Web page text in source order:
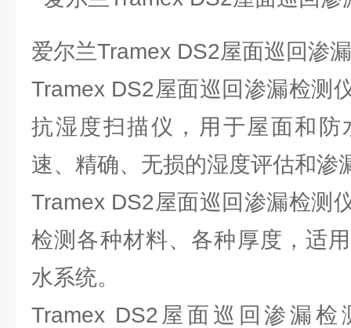
爱尔兰Tramex DS2屋面巡回渗
Tramex DS2屋面巡回渗漏检测
抗湿度扫描仪，用于屋面和防
速、精确、无损的湿度评估和渗
Tramex DS2屋面巡回渗漏检测
检测各种材料、各种厚度，适
水系统。
Tramex DS2屋面巡回渗漏检